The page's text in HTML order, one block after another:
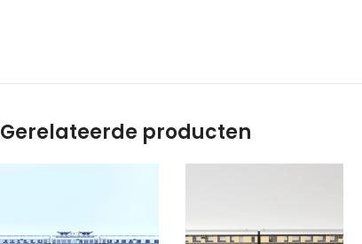
Gerelateerde producten